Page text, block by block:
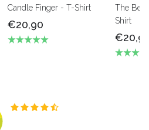
Candle Finger - T-Shirt
€20,90
The
Shirt